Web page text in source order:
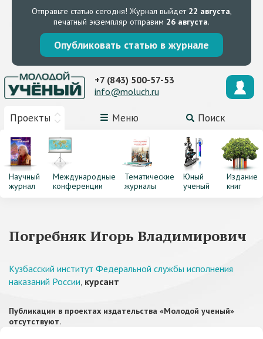
Отправьте статью сегодня! Журнал выйдет 22 августа,
печатный экземпляр отправим 26 августа.
Опубликовать статью в журнале
Проекты Меню Поиск
+7 (843) 500-57-53
info@moluch.ru
Научный
журнал
Международные
конференции
Тематические
журналы
Юный
ученый
Издание
книг
Погребняк Игорь Владимирович
Кузбасский институт Федеральной службы исполнения
наказаний России, курсант
Публикации в проектах издательства «Молодой ученый»
отсутствуют.